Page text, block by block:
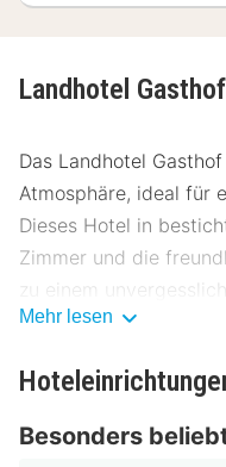
Landhotel
Das Landhotel
Atmosphäre, ideal für
Dieses Hotel in
Zimmer und die
zu einem
Das Landhotel
Hauptstraße entfernt.
Mehr lesen
Besonders